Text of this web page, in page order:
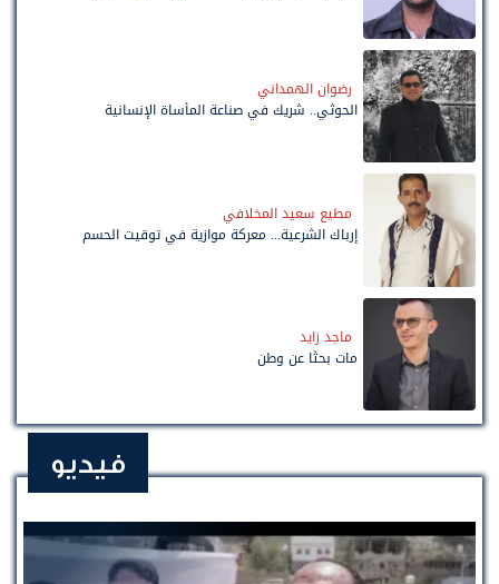
رضوان الهمداني
الحوثي.. شريك في صناعة المأساة الإنسانية
مطيع سعيد المخلافي
إرباك الشرعية... معركة موازية في توقيت الحسم
ماجد زايد
مات بحثًا عن وطن
فيديو